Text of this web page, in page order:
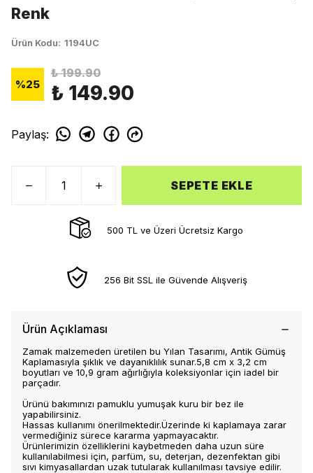
Renk
Ürün Kodu: 1194UC
%25
₺ 199.90
₺ 149.90
Paylaş:
SEPETE EKLE
500 TL ve Üzeri Ücretsiz Kargo
256 Bit SSL ile Güvende Alışveriş
Ürün Açıklaması
Zamak malzemeden üretilen bu Yılan Tasarımı, Antik Gümüş
Kaplamasıyla şıklık ve dayanıklılık sunar.5,8 cm x 3,2 cm
boyutları ve 10,9 gram ağırlığıyla koleksiyonlar için iadel bir
parçadır.
Ürünü bakımınızı pamuklu yumuşak kuru bir bez ile
yapabilirsiniz.
Hassas kullanımı önerilmektedir.Üzerinde ki kaplamaya zarar
vermediğiniz sürece kararma yapmayacaktır.
Ürünlerimizin özelliklerini kaybetmeden daha uzun süre
kullanılabilmesi için, parfüm, su, deterjan, dezenfektan gibi
sıvı kimyasallardan uzak tutularak kullanılması tavsiye edilir.